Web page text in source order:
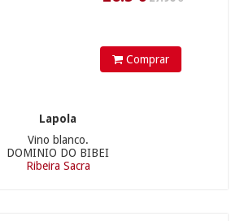
Comprar
Lapola
Vino blanco.
DOMINIO DO BIBEI
Ribeira Sacra